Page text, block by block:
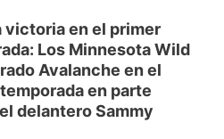
victoria en el primer
Los Minnesota Wild
Avalanche en el
en parte
delantero Sammy